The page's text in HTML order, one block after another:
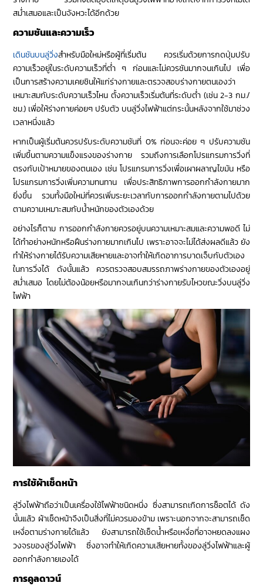
สม่ำเสมอและเป็นจังหวะได้อีกด้วย
ความชันและความเร็ว
เดินชันบนลู่วิ่งสำหรับมือใหม่หรือผู้ที่เริ่มต้น ควรเริ่มด้วยการกดปุ่มปรับ
ความเร็วอยู่ในระดับความเร็วที่ต่ำ ๆ ก่อนและไม่ควรชันมากจนเกินไป เพื่อ
เป็นการสร้างความเคยชินให้แก่ร่างกายและตรวจสอบร่างกายตนเองว่า
เหมาะสมกับระดับความเร็วไหน ตั้งความเร็วเริ่มต้นที่ระดับต่ำ (เช่น 2-3 กม./
ชม.) เพื่อให้ร่างกายค่อยๆ ปรับตัว บนลู่วิ่งไฟฟ้าแต่กระนั้นหลังจากใช้มาช่วง
เวลาหนึ่งแล้ว
หากเป็นผู้เริ่มต้นควรปรับระดับความชันที่ 0% ก่อนจะค่อย ๆ ปรับความชัน
เพิ่มขึ้นตามความแข็งแรงของร่างกาย รวมถึงการเลือกโปรแกรมการวิ่งที่
ตรงกับเป้าหมายของตนเอง เช่น โปรแกรมการวิ่งเพื่อเผาผลาญไขมัน หรือ
โปรแกรมการวิ่งเพิ่มความทนทาน เพื่อประสิทธิภาพการออกกำลังกายมาก
ยิ่งขึ้น รวมทั้งมือใหม่ที่ควรเพิ่มระยะเวลากับการออกกำลังกายตามไปด้วย
ตามความเหมาะสมกับน้ำหนักของตัวเองด้วย
อย่างไรก็ตาม การออกกำลังกายควรอยู่บนความเหมาะสมและความพอดี ไม่
ได้ทำอย่างหนักหรือฝืนร่างกายมากเกินไป เพราะอาจจะไม่ได้ส่งผลดีแล้ว ยัง
ทำให้ร่างกายได้รับความเสียหายและอาจทำให้เกิดอาการบาดเจ็บกับตัวเอง
ในการวิ่งได้ ดังนั้นแล้ว ควรตรวจสอบสมรรถภาพร่างกายของตัวเองอยู่
สม่ำเสมอ โดยไม่ต้องน้อยหรือมากจนเกินกว่าร่างกายรับไหวขณะวิ่งบนลู่วิ่ง
ไฟฟ้า
การใช้ผ้าเช็ดหน้า
ลู่วิ่งไฟฟ้าถือว่าเป็นเครื่องใช้ไฟฟ้าชนิดหนึ่ง ซึ่งสามารถเกิดการช็อตได้ ดัง
นั้นแล้ว ผ้าเช็ดหน้าจึงเป็นสิ่งที่ไม่ควรมองข้าม เพราะนอกจากจะสามารถเช็ด
เหงื่อตามร่างกายได้แล้ว ยังสามารถใช้เช็ดน้ำหรือเหงื่อที่อาจหยดลงแผง
วงจรของลู่วิ่งไฟฟ้า ซึ่งอาจทำให้เกิดความเสียหายทั้งของลู่วิ่งไฟฟ้าและผู้
ออกกำลังกายเองได้
การคูลดาวน์